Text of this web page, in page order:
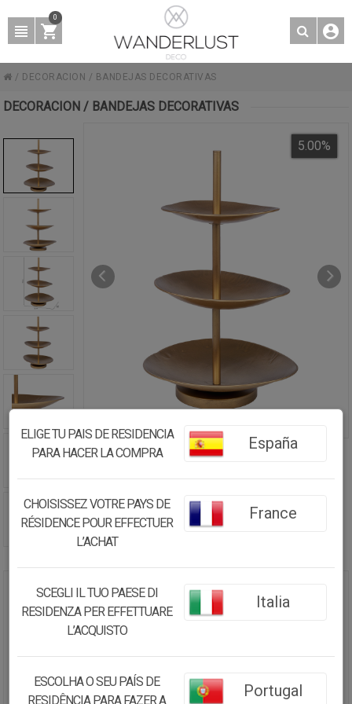
0
/ DECORACION / BANDEJAS DECORATIVAS
DECORACION / BANDEJAS DECORATIVAS
CENTRO DE MESA DECORATIVO
32X27.5X49H CM
50.09€
5.00%
47.59€
ELIGE TU PAIS DE RESIDENCIA
PARA HACER LA COMPRA
España
CHOISISSEZ VOTRE PAYS DE
RÉSIDENCE POUR EFFECTUER
L’ACHAT
France
SCEGLI IL TUO PAESE DI
RESIDENZA PER EFFETTUARE
L’ACQUISTO
Italia
ESCOLHA O SEU PAÍS DE
RESIDÊNCIA PARA FAZER A
Portugal